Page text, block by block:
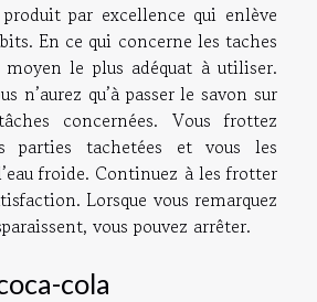
par excellence qui enlève
En ce qui concerne les taches
moyen le plus adéquat à utiliser.
n’aurez qu’à passer le savon sur
concernées. Vous frottez
parties tachetées et vous les
froide. Continuez à les frotter
Lorsque vous remarquez
vous pouvez arrêter.
cola